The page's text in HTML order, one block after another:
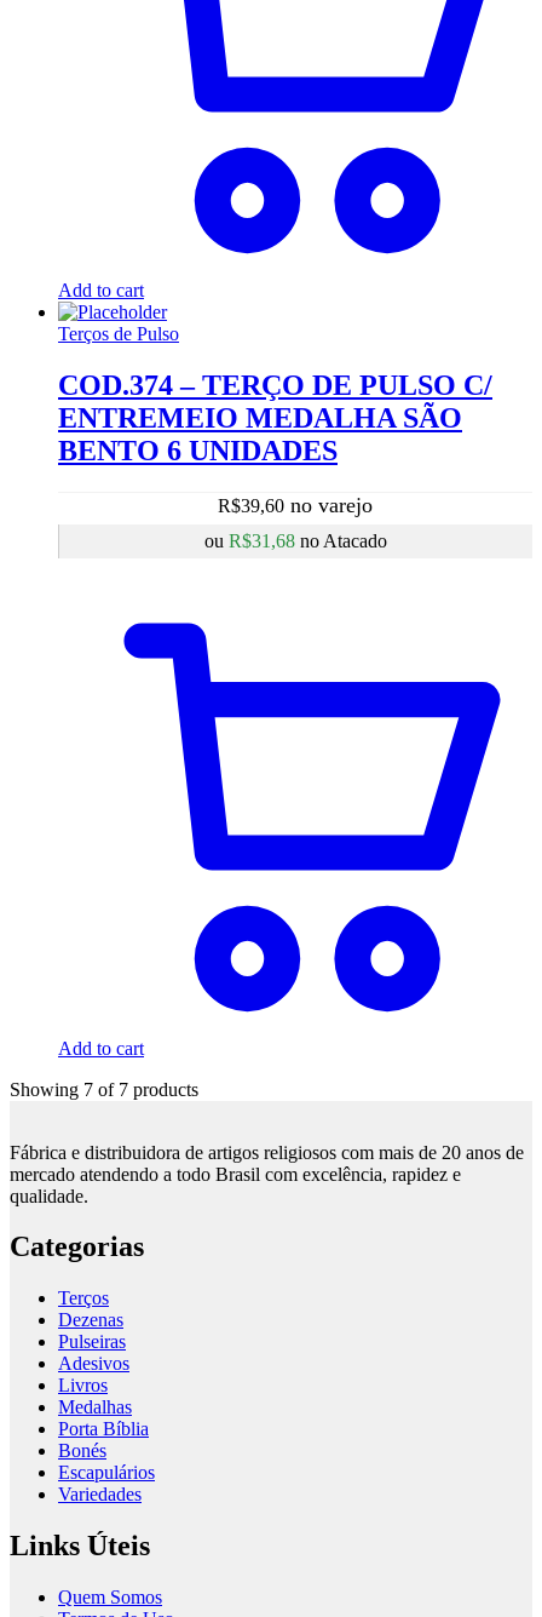
Add to cart
Terços de Pulso
COD.374 – TERÇO DE PULSO C/
ENTREMEIO MEDALHA SÃO
BENTO 6 UNIDADES
R$39,60
ou R$31,68 no Atacado
Add to cart
Showing 7 of 7 products
Fábrica e distribuidora de artigos religiosos com mais de 20 anos de
mercado atendendo a todo Brasil com excelência, rapidez e
qualidade.
Categorias
Terços
Dezenas
Pulseiras
Adesivos
Livros
Medalhas
Porta Bíblia
Bonés
Escapulários
Variedades
Links Úteis
Quem Somos